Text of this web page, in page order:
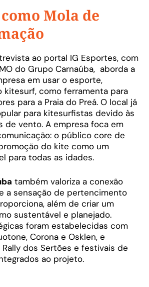
Mola de
ao portal IG Esportes, com
do Grupo Carnaúba, aborda a
em usar o esporte,
kitesurf, como ferramenta para
para a Praia do Preá. O local já
para kitesurfistas devido às
de vento. A empresa foca em
o público core de
do kite como um
para todas as idades.
também valoriza a conexão
a sensação de pertencimento
além de criar um
sustentável e planejado.
foram estabelecidas com
Corona e Osklen, e
dos Sertões e festivais de
ao projeto.